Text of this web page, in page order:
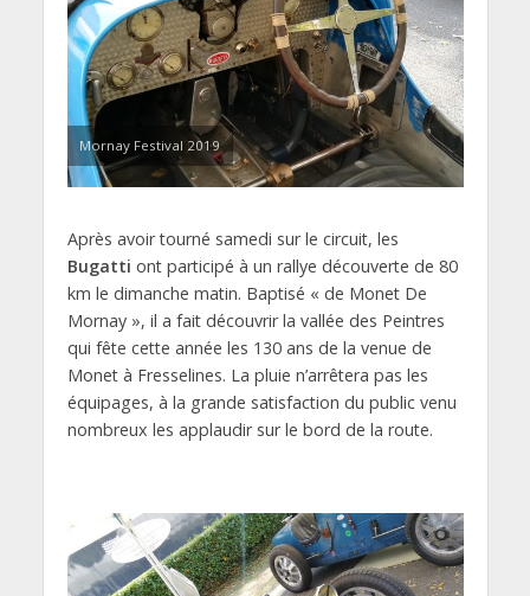
Mornay Festival 2019
Après avoir tourné samedi sur le circuit, les
Bugatti ont participé à un rallye découverte de 80
km le dimanche matin. Baptisé « de Monet De
Mornay », il a fait découvrir la vallée des Peintres
qui fête cette année les 130 ans de la venue de
Monet à Fresselines. La pluie n’arrêtera pas les
équipages, à la grande satisfaction du public venu
nombreux les applaudir sur le bord de la route.